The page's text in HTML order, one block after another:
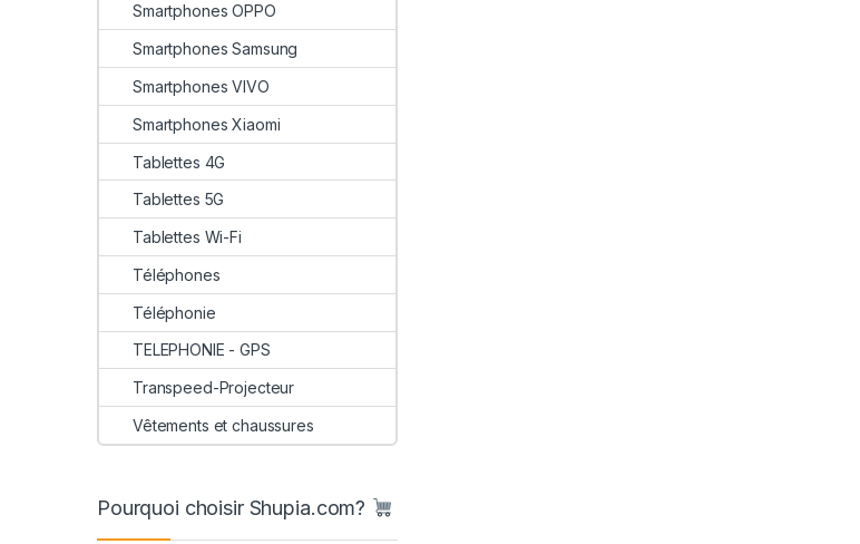
Smartphones OPPO
Smartphones Samsung
Smartphones VIVO
Smartphones Xiaomi
Tablettes 4G
Tablettes 5G
Tablettes Wi-Fi
Téléphones
Téléphonie
TELEPHONIE - GPS
Transpeed-Projecteur
Vêtements et chaussures
Pourquoi choisir Shupia.com?